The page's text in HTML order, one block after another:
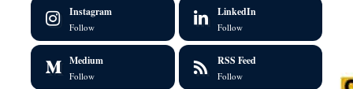
Instagram
Follow
LinkedIn
Follow
Medium
Follow
RSS Feed
Follow